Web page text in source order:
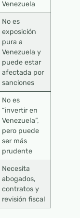
Venezuela
No es
exposición
pura a
Venezuela y
puede estar
afectada por
sanciones
No es
“invertir en
Venezuela”,
pero puede
ser más
prudente
Necesita
abogados,
contratos y
revisión fiscal